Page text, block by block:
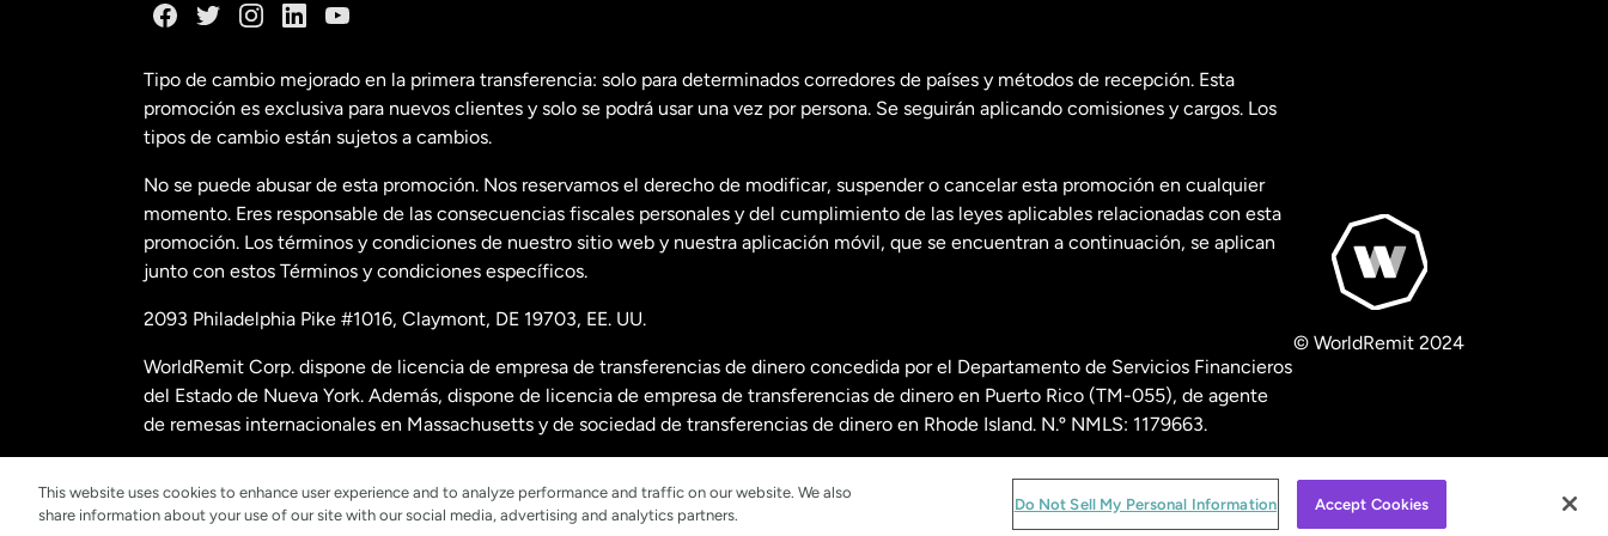
Estados Unidos English
Estados Unidos Español
Francia
Malasia
Nueva Zelanda
Países Bajos
Tipo de cambio mejorado en la primera transferencia: solo para determinados corredores de países y métodos de recepción. Esta
promoción es exclusiva para nuevos clientes y solo se podrá usar una vez por persona. Se seguirán aplicando comisiones y cargos. Los
tipos de cambio están sujetos a cambios.
No se puede abusar de esta promoción. Nos reservamos el derecho de modificar, suspender o cancelar esta promoción en cualquier
momento. Eres responsable de las consecuencias fiscales personales y del cumplimiento de las leyes aplicables relacionadas con esta
promoción. Los términos y condiciones de nuestro sitio web y nuestra aplicación móvil, que se encuentran a continuación, se aplican
junto con estos Términos y condiciones específicos.
2093 Philadelphia Pike #1016, Claymont, DE 19703, EE. UU.
WorldRemit Corp. dispone de licencia de empresa de transferencias de dinero concedida por el Departamento de Servicios Financieros
del Estado de Nueva York. Además, dispone de licencia de empresa de transferencias de dinero en Puerto Rico (TM-055), de agente
de remesas internacionales en Massachusetts y de sociedad de transferencias de dinero en Rhode Island. N.º NMLS: 1179663.
© WorldRemit 2024
This website uses cookies to enhance user experience and to analyze performance and traffic on our website. We also
share information about your use of our site with our social media, advertising and analytics partners.
Do Not Sell My Personal Information Accept Cookies